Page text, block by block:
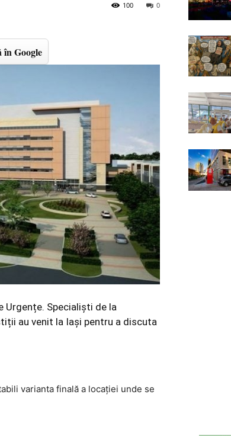
0
100
în Google
Urgențe. Specialiști de la
au venit la Iași pentru a discuta
varianta finală a locației unde se